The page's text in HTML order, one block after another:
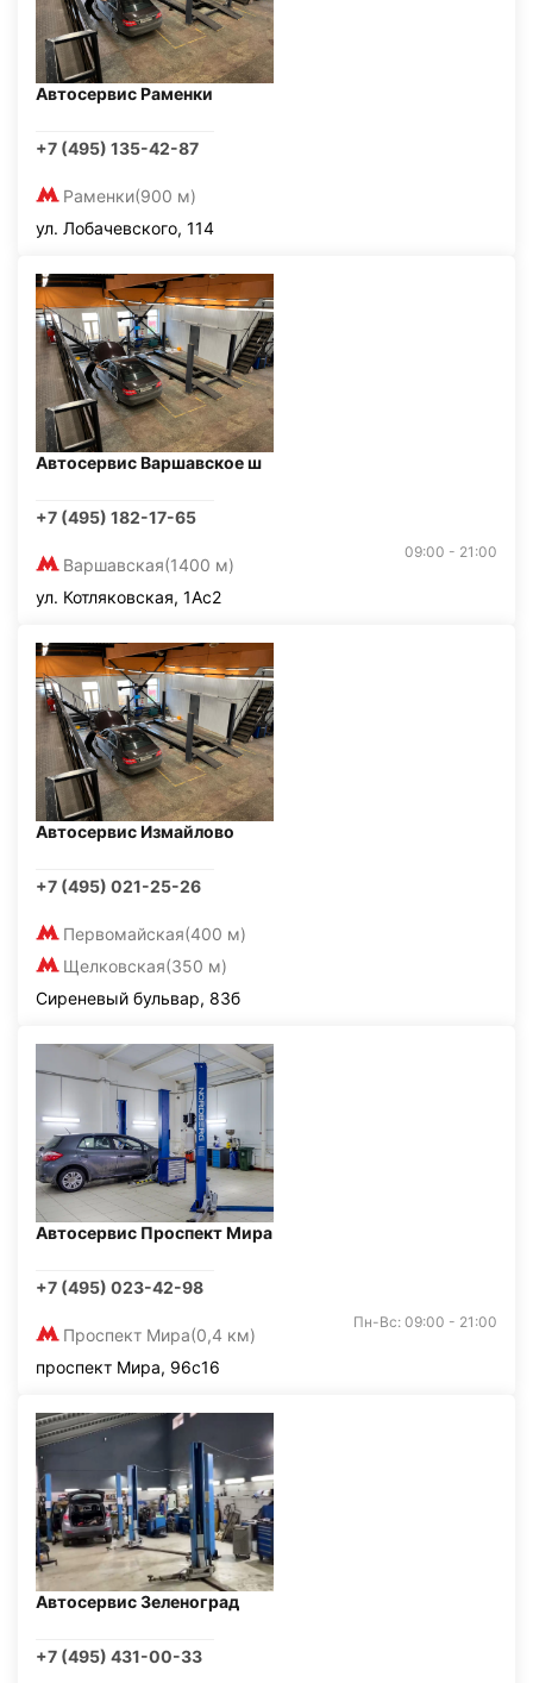
Автосервис Раменки
+7 (495) 135-42-87
Раменки(900 м)
ул. Лобачевского, 114
Автосервис Варшавское ш
+7 (495) 182-17-65
Варшавская(1400 м)
09:00 - 21:00
ул. Котляковская, 1Ас2
Автосервис Измайлово
+7 (495) 021-25-26
Первомайская(400 м)
Щелковская(350 м)
Сиреневый бульвар, 83б
Автосервис Проспект Мира
+7 (495) 023-42-98
Проспект Мира(0,4 км)
Пн-Вс: 09:00 - 21:00
проспект Мира, 96с16
Автосервис Зеленоград
+7 (495) 431-00-33